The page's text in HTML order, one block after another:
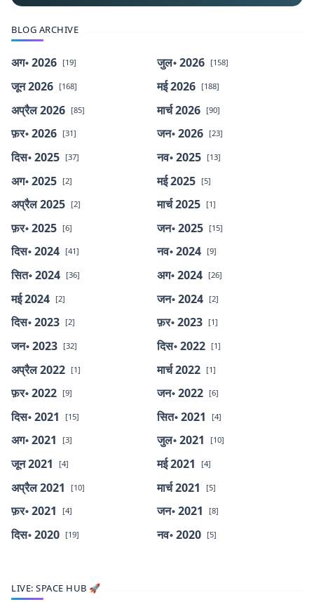
BLOG ARCHIVE
अग॰ 2026 [19] जुल॰ 2026 [158]
जून 2026 [168] मई 2026 [188]
अप्रैल 2026 [85] मार्च 2026 [90]
फ़र॰ 2026 [31] जन॰ 2026 [23]
दिस॰ 2025 [37] नव॰ 2025 [13]
अग॰ 2025 [2] मई 2025 [5]
अप्रैल 2025 [2] मार्च 2025 [1]
फ़र॰ 2025 [6] जन॰ 2025 [15]
दिस॰ 2024 [41] नव॰ 2024 [9]
सित॰ 2024 [36] अग॰ 2024 [26]
मई 2024 [2] जन॰ 2024 [2]
दिस॰ 2023 [2] फ़र॰ 2023 [1]
जन॰ 2023 [32] दिस॰ 2022 [1]
अप्रैल 2022 [1] मार्च 2022 [1]
फ़र॰ 2022 [9] जन॰ 2022 [6]
दिस॰ 2021 [15] सित॰ 2021 [4]
अग॰ 2021 [3] जुल॰ 2021 [10]
जून 2021 [4] मई 2021 [4]
अप्रैल 2021 [10] मार्च 2021 [5]
फ़र॰ 2021 [4] जन॰ 2021 [8]
दिस॰ 2020 [19] नव॰ 2020 [5]
LIVE: SPACE HUB 🚀